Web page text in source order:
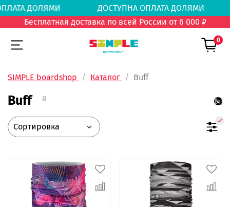
ОПЛАТА ДОЛЯМИ
ДОСТУПНА ОПЛАТА
Бесплатная доставка по всей России от 6 000 ₽
0
SIMPLE boardshop Каталог Buff
Buff 8